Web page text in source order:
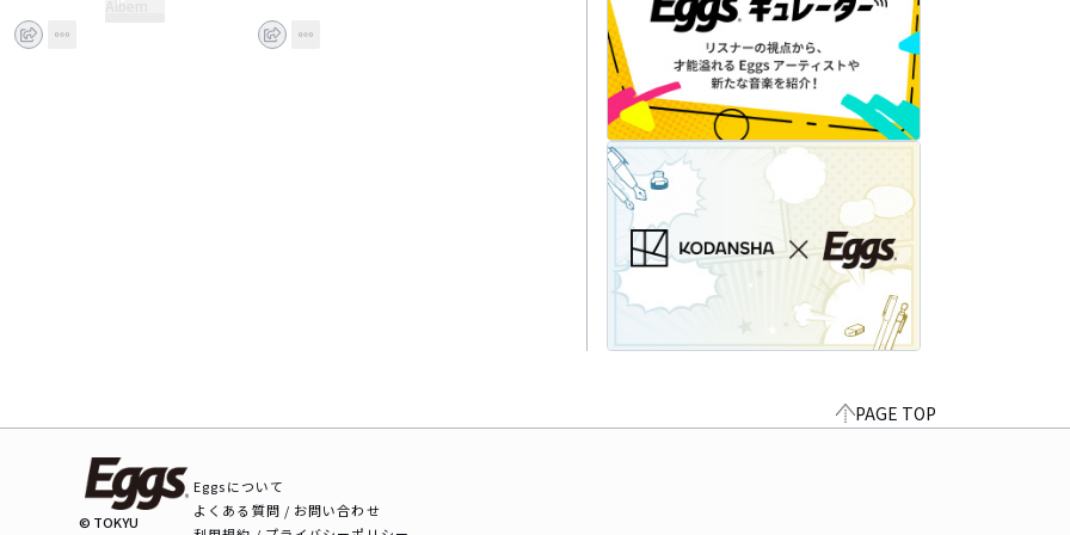
Albem
PAGE TOP
© TOKYU
Eggsについて
よくある質問 / お問い合わせ